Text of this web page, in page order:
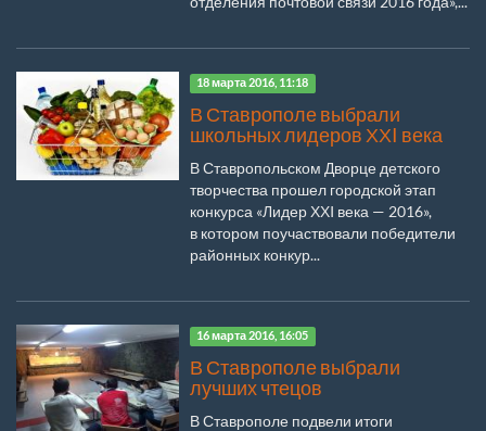
18 марта 2016, 11:18
В Ставрополе выбрали
школьных лидеров ХХI века
В Ставропольском Дворце детского
творчества прошел городской этап
конкурса «Лидер ХХI века — 2016»,
в котором поучаствовали победители
районных конкур...
16 марта 2016, 16:05
В Ставрополе выбрали
лучших чтецов
В Ставрополе подвели итоги